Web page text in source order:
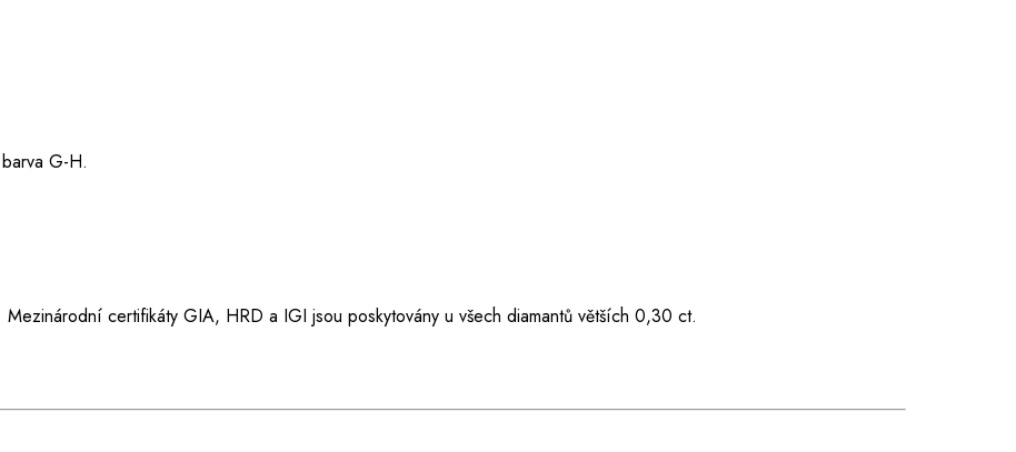
G-H.
Mezinárodní certifikáty GIA, HRD a IGI jsou poskytovány u všech diamantů větších 0,30 ct.